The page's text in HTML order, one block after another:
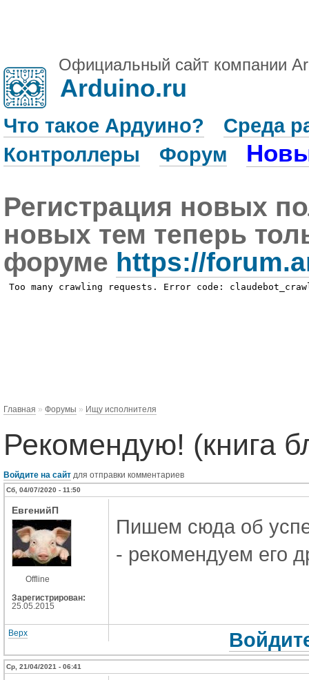
Официальный сайт компании
Arduino.ru
Что такое Ардуино?
Среда
Контроллеры
Форум
Регистрация новых
новых тем теперь
форуме https://
Главная » Форумы » Ищу исполнителя
Рекомендую! (книга
Войдите на сайт для отправки комментариев
Сб, 04/07/2020 - 11:50
ЕвгенийП
Offline
Зарегистрирован:
25.05.2015
Пишем сюда об
- рекомендуем его
Верх
Ср, 21/04/2021 - 06:41